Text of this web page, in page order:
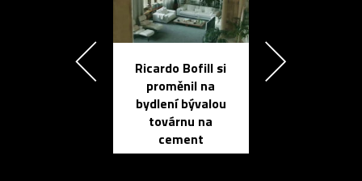
Ricardo Bofill si
proměnil na
bydlení bývalou
továrnu na
cement